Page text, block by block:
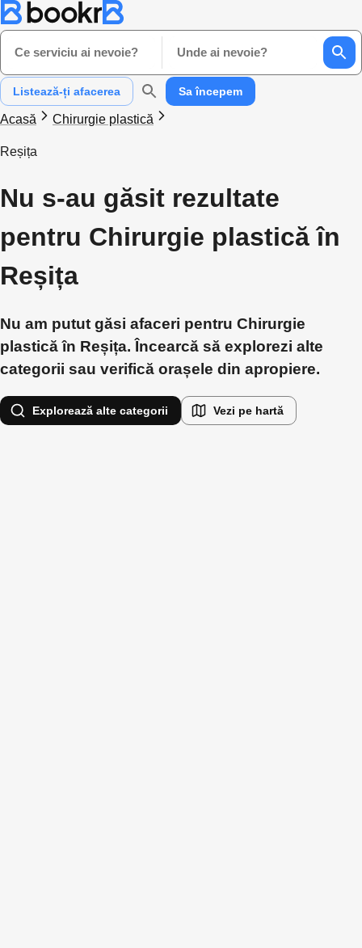
Ce serviciu ai nevoie? Unde ai nevoie?
Listează-ți afacerea Sa începem
Acasă Chirurgie plastică
Reșița
Nu s-au găsit rezultate
pentru Chirurgie plastică în
Reșița
Nu am putut găsi afaceri pentru Chirurgie
plastică în Reșița. Încearcă să explorezi alte
categorii sau verifică orașele din apropiere.
Explorează alte categorii Vezi pe hartă